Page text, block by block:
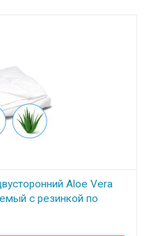
Aloe Vera
с резинкой по